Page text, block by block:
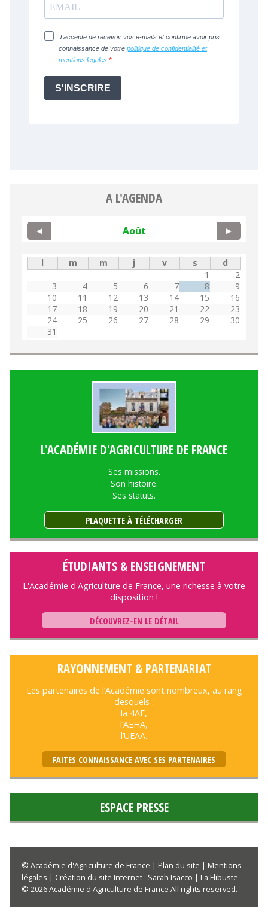
A L'AGENDA
Août
◀ ▶
l m m j v s
d
1
2
3
4 5 6 7 8
9
10
11 12 13 14 15
16
17
18 19 20 21 22
23
24
25 26 27 28 29
30
31
L'ACADÉMIE D'AGRICULTURE DE FRANCE
Ses missions.
Son histoire.
Ses statuts.
PLAQUETTE À TÉLÉCHARGER
ÉTUDIANTS & ENSEIGNEMENT
L'Académie d'Agriculture de France, une richesse à votre
disposition !
DÉCOUVREZ-EN LE DÉTAIL
RAYONNEMENT & PARTENARIAT
Les partenaires de l’Académie sont nombreux, au rang
desquels :
la 4AF,
l’AEHA,
l’UEAA.
FAITES CONNAISSANCE AVEC SES PARTENAIRES
ESPACE PRESSE
© Académie d'Agriculture de France | Plan du site | Mentions
légales | Création du site Internet : Sarah Isacco | La Flibuste
© 2026 Académie d'Agriculture de France All rights reserved.